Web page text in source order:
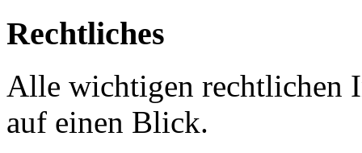
Rechtliches
Alle wichtigen rechtlichen
auf einen Blick.